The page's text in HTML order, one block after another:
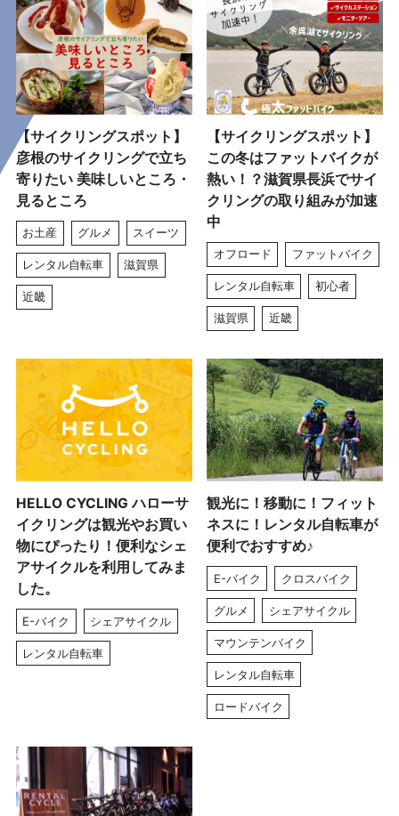
【サイクリングスポット】
彦根のサイクリングで立ち
寄りたい 美味しいところ・
見るところ
お土産 グルメ スイーツ
レンタル自転車 滋賀県
近畿
【サイクリングスポット】
この冬はファットバイクが
熱い！？滋賀県長浜でサイ
クリングの取り組みが加速
中
オフロード ファットバイク
レンタル自転車 初心者
滋賀県 近畿
HELLO CYCLING ハローサ
イクリングは観光やお買い
物にぴったり！便利なシェ
アサイクルを利用してみま
した。
E-バイク シェアサイクル
レンタル自転車
観光に！移動に！フィット
ネスに！レンタル自転車が
便利でおすすめ♪
E-バイク クロスバイク
グルメ シェアサイクル
マウンテンバイク
レンタル自転車
ロードバイク